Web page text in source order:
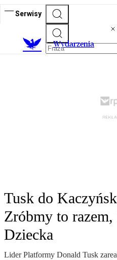
Serwisy
Wydarzenia
Tusk do
Zróbmy to razem,
Dziecka
Lider Platformy Donald Tusk